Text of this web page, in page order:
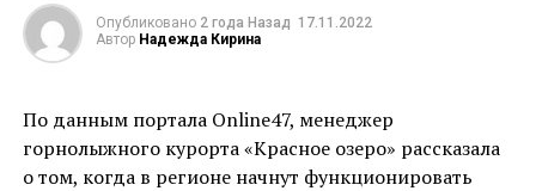
Опубликовано 2 года Назад 17.11.2022
Автор Надежда Кирина
По данным портала Online47, менеджер
горнолыжного курорта «Красное озеро» рассказала
о том, когда в регионе начнут функционировать